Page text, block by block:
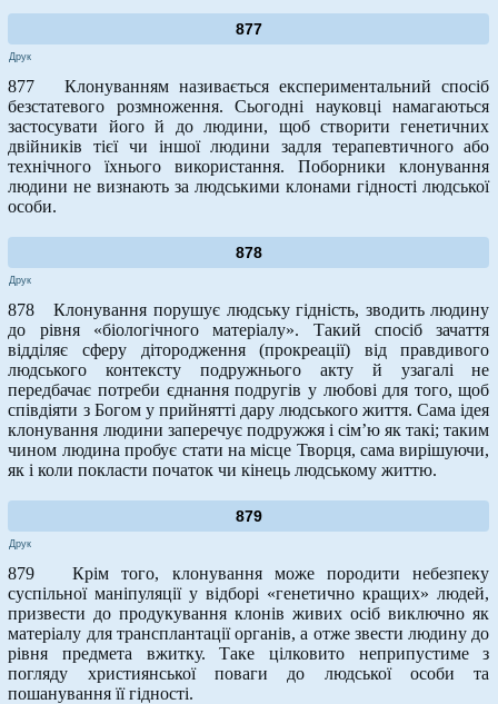
877
Друк
877 Клонуванням називається експериментальний спосіб
безстатевого розмноження. Сьогодні науковці намагаються
застосувати його й до людини, щоб створити генетичних
двійників тієї чи іншої людини задля терапевтичного або
технічного їхнього використання. Поборники клонування
людини не визнають за людськими клонами гідності людської
особи.
878
Друк
878 Клонування порушує людську гідність, зводить людину
до рівня «біологічного матеріалу». Такий спосіб зачаття
відділяє сферу дітородження (прокреації) від правдивого
людського контексту подружнього акту й узагалі не
передбачає потреби єднання подругів у любові для того, щоб
співдіяти з Богом у прийнятті дару людського життя. Сама ідея
клонування людини заперечує подружжя і сім’ю як такі; таким
чином людина пробує стати на місце Творця, сама вирішуючи,
як і коли покласти початок чи кінець людському життю.
879
Друк
879 Крім того, клонування може породити небезпеку
суспільної маніпуляції у відборі «генетично кращих» людей,
призвести до продукування клонів живих осіб виключно як
матеріалу для трансплантації органів, а отже звести людину до
рівня предмета вжитку. Таке цілковито неприпустиме з
погляду християнської поваги до людської особи та
пошанування її гідності.